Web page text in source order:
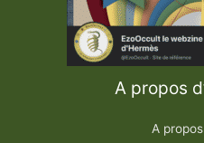
A propos
A